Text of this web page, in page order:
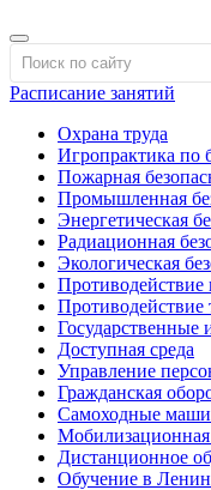
Расписание занятий
Охрана труда
Игропрактика по
Пожарная
Промышленная
Энергетическая
Радиационная
Экологическая
Противодействие
Противодействие
Государственные
Доступная среда
Управление
Гражданская
Самоходные
Мобилизационная
Дистанционное
Обучение в